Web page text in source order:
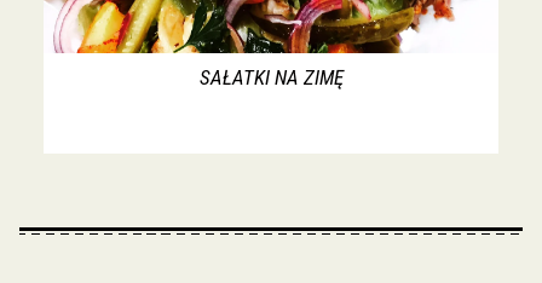
SAŁATKI NA ZIMĘ